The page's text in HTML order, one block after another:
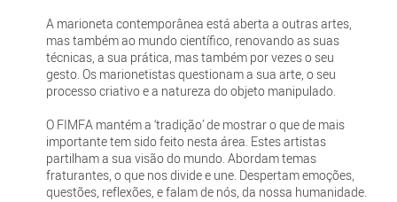
A marioneta contemporânea está aberta a outras artes,
mas também ao mundo científico, renovando as suas
técnicas, a sua prática, mas também por vezes o seu
gesto. Os marionetistas questionam a sua arte, o seu
processo criativo e a natureza do objeto manipulado.
O FIMFA mantém a ‘tradição’ de mostrar o que de mais
importante tem sido feito nesta área. Estes artistas
partilham a sua visão do mundo. Abordam temas
fraturantes, o que nos divide e une. Despertam emoções,
questões, reflexões, e falam de nós, da nossa humanidade.